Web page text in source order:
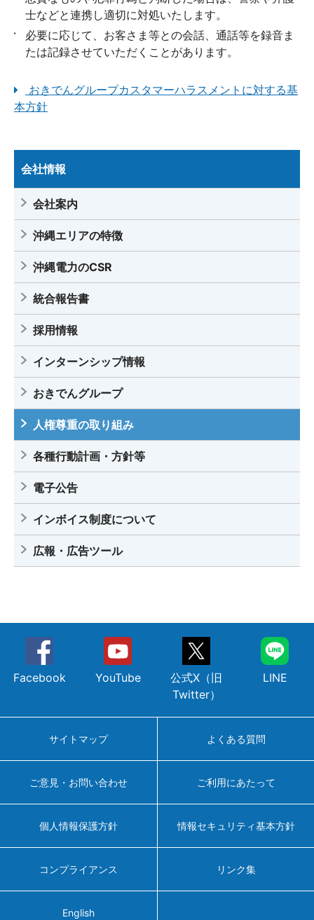
士などと連携し適切に対処いたします。
必要に応じて、お客さま等との会話、通話等を録音ま
たは記録させていただくことがあります。
おきでんグループカスタマーハラスメントに対する基
本方針
会社情報
会社案内
沖縄エリアの特徴
沖縄電力のCSR
統合報告書
採用情報
インターンシップ情報
おきでんグループ
人権尊重の取り組み
各種行動計画・方針等
電子公告
インボイス制度について
広報・広告ツール
Facebook YouTube
公式X（旧
Twitter）
LINE
サイトマップ よくある質問
ご意見・お問い合わせ ご利用にあたって
個人情報保護方針 情報セキュリティ基本方針
コンプライアンス リンク集
English